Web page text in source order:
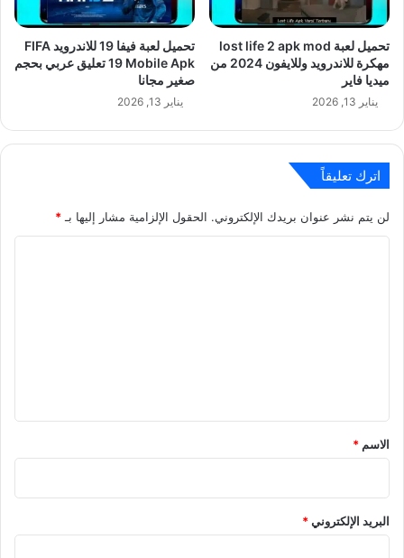
تحميل لعبة lost life 2 apk mod
مهكرة للاندرويد وللايفون 2024 من
ميديا فاير
يناير 13, 2026
تحميل لعبة فيفا 19 للاندرويد FIFA
19 Mobile Apk تعليق عربي بحجم
صغير مجانا
يناير 13, 2026
اترك تعليقاً
لن يتم نشر عنوان بريدك الإلكتروني. الحقول الإلزامية مشار إليها بـ*
*
الاسم *
البريد الإلكتروني*